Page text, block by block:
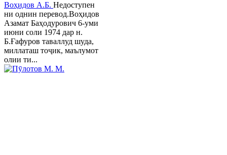
Воҳидов А.Б. Недоступен
ни однин перевод.Воҳидов
Азамат Баҳодурович 6-уми
июни соли 1974 дар н.
Б.Ғафуров таваллуд шуда,
миллаташ тоҷик, маълумот
олии ти...